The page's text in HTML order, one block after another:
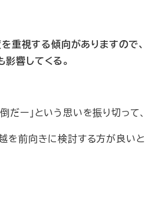
重視する傾向がありますので、
響してくる。
だー」という思いを振り切って、
を前向きに検討する方が良いと